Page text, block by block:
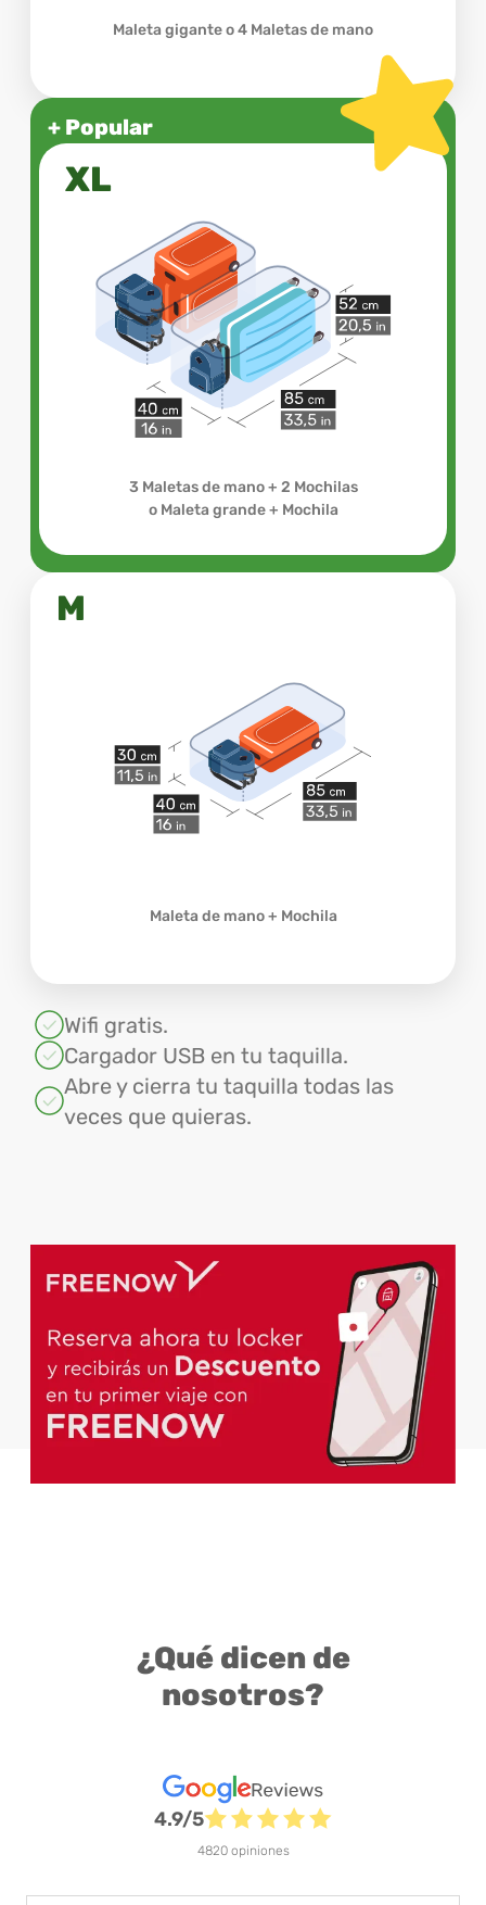
Maleta gigante o 4 Maletas de mano
+ Popular
XL
3 Maletas de mano + 2 Mochilas
o Maleta grande + Mochila
M
Maleta de mano + Mochila
Wifi gratis.
Cargador USB en tu taquilla.
Abre y cierra tu taquilla todas las
veces que quieras.
¿Qué dicen de
nosotros?
4.9/5
4820 opiniones